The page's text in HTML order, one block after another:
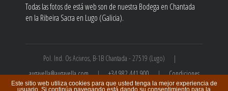
Todas las fotos de está web son de nuestra Bodega en Chantada
en la Ribeira Sacra en Lugo (Galicia).
Pol. Ind. Os Acivros, B-1B Chantada - 27519 (Lugo) |
augavella@augavella.com|+34 982 441 900|Condiciones
de compra
Este sitio web utiliza cookies para que usted tenga la mejor experiencia de
usuario. Si continúa navegando está dando su consentimiento para la